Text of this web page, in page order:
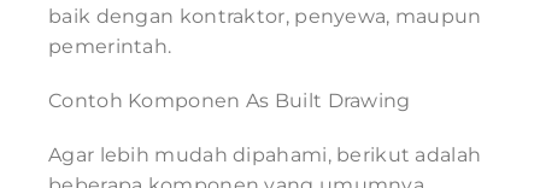
baik dengan kontraktor, penyewa, maupun
pemerintah.
Contoh Komponen As Built Drawing
Agar lebih mudah dipahami, berikut adalah